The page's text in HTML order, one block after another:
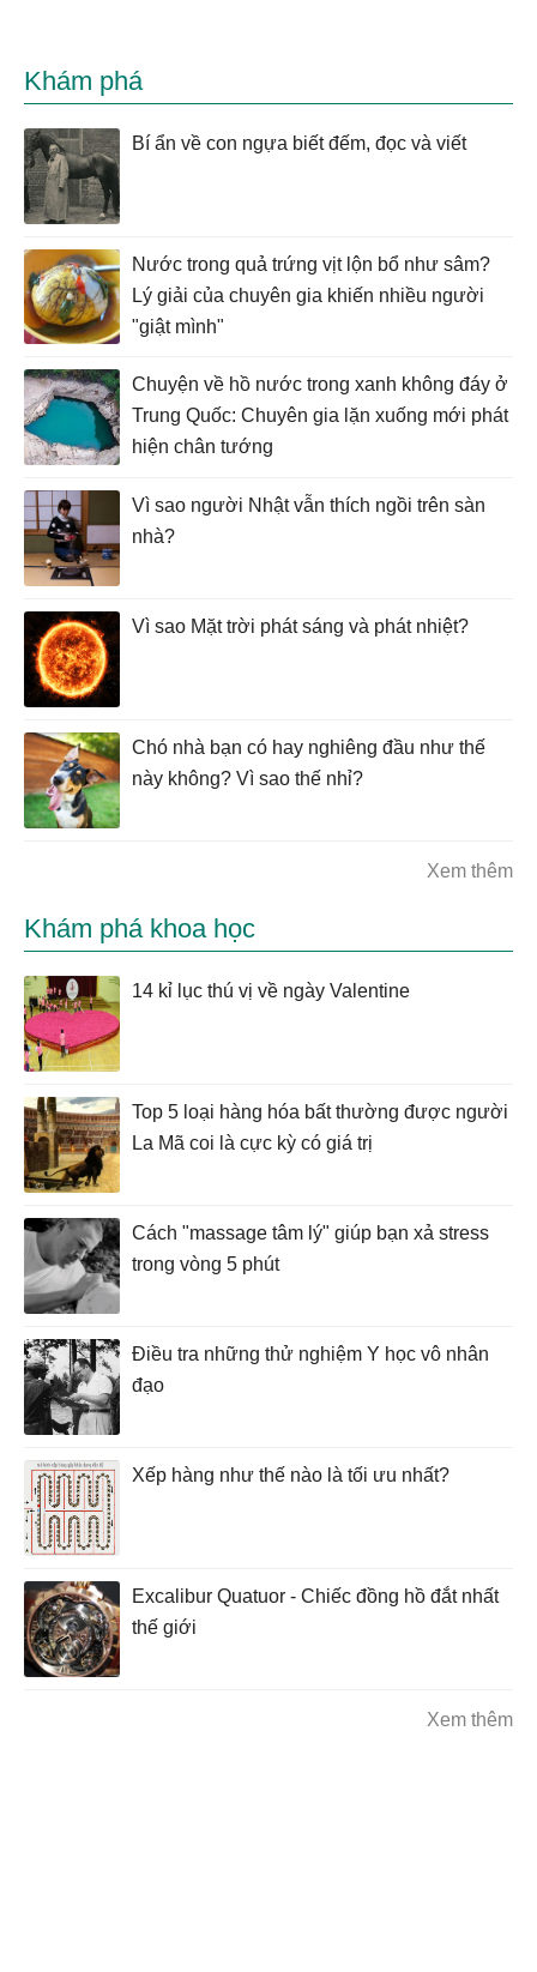
Khám phá
Bí ẩn về con ngựa biết đếm, đọc và viết
Nước trong quả trứng vịt lộn bổ như sâm?
Lý giải của chuyên gia khiến nhiều người
"giật mình"
Chuyện về hồ nước trong xanh không đáy ở
Trung Quốc: Chuyên gia lặn xuống mới phát
hiện chân tướng
Vì sao người Nhật vẫn thích ngồi trên sàn
nhà?
Vì sao Mặt trời phát sáng và phát nhiệt?
Chó nhà bạn có hay nghiêng đầu như thế
này không? Vì sao thế nhỉ?
Xem thêm
Khám phá khoa học
14 kỉ lục thú vị về ngày Valentine
Top 5 loại hàng hóa bất thường được người
La Mã coi là cực kỳ có giá trị
Cách "massage tâm lý" giúp bạn xả stress
trong vòng 5 phút
Điều tra những thử nghiệm Y học vô nhân
đạo
Xếp hàng như thế nào là tối ưu nhất?
Excalibur Quatuor - Chiếc đồng hồ đắt nhất
thế giới
Xem thêm